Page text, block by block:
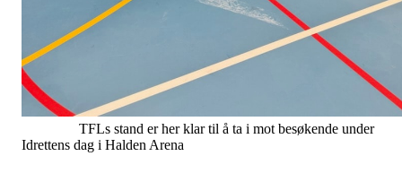
TFLs stand er her klar til å ta i mot besøkende under
Idrettens dag i Halden Arena